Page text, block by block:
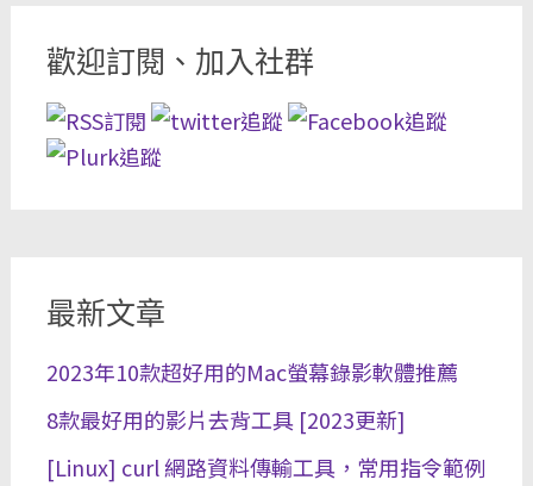
歡迎訂閱、加入社群
最新文章
2023年10款超好用的Mac螢幕錄影軟體推薦
8款最好用的影片去背工具 [2023更新]
[Linux] curl 網路資料傳輸工具，常用指令範例